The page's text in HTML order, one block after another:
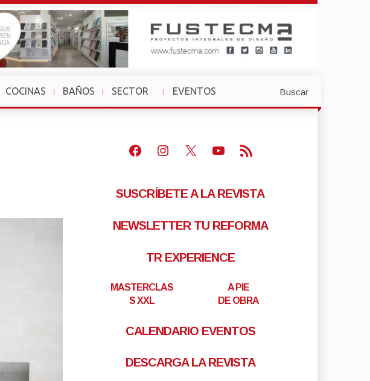
COCINAS BAÑOS
SECTOR
»
EVENTOS
»
Buscar
Facebook
Instagram
X Youtube
Feed RSS
SUSCRÍBETE A LA REVISTA
NEWSLETTER TU REFORMA
TR EXPERIENCE
MASTERCLAS
S XXL
A PIE
DE OBRA
CALENDARIO EVENTOS
DESCARGA LA REVISTA